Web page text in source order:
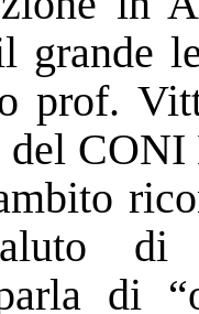
grande
prof.
di
di